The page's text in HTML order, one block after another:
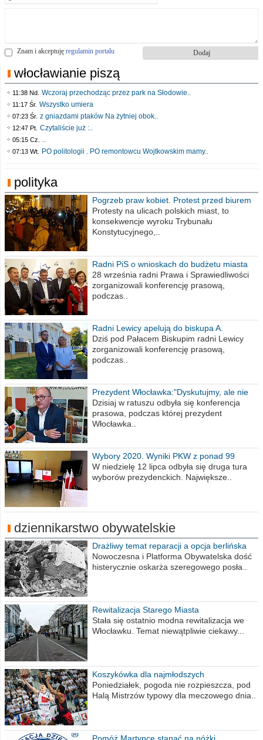
Znam i akceptuję regulamin portalu
włocławianie piszą
11:38 Nd. Wczoraj przechodząc przez park na Słodowie..
11:17 Śr. Wszystko umiera
07:23 Śr. z gniazdami ptaków Na żytniej obok..
12:47 Pt. Czytaliście już :..
05:15 Cz. ..
07:13 Wt. PO politologii . PO remontowcu Wojtkowskim mamy..
polityka
Pogrzeb praw kobiet. Protest przed biurem
poselskim PiS
Protesty na ulicach polskich miast, to
konsekwencje wyroku Trybunału
Konstytucyjnego,..
Radni PiS o wnioskach do budżetu miasta
na 2021 rok
28 września radni Prawa i Sprawiedliwości
zorganizowali konferencję prasową,
podczas..
Radni Lewicy apelują do biskupa A.
Wiesława Meringa
Dziś pod Pałacem Biskupim radni Lewicy
zorganizowali konferencję prasową,
podczas..
Prezydent Włocławka:"Dyskutujmy, ale nie
obrażajmy się”
Dzisiaj w ratuszu odbyła się konferencja
prasowa, podczas której prezydent
Włocławka..
Wybory 2020. Wyniki PKW z ponad 99
procent obwodów
W niedzielę 12 lipca odbyła się druga tura
wyborów prezydenckich. Największe..
dziennikarstwo obywatelskie
Drażliwy temat reparacji a opcja berlińska
Nowoczesna i Platforma Obywatelska dość
histerycznie oskarża szeregowego posła..
Rewitalizacja Starego Miasta
Stała się ostatnio modna rewitalizacja we
Włocławku. Temat niewątpliwie ciekawy...
Koszykówka dla najmłodszych
Poniedziałek, pogoda nie rozpieszcza, pod
Halą Mistrzów typowy dla meczowego dnia..
Pomóż Martynce stanąć na nóżki